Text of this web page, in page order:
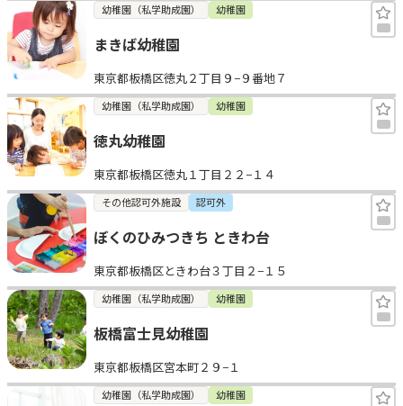
幼稚園（私学助成園） 幼稚園
まきば幼稚園
東京都板橋区徳丸２丁目９−９番地７
幼稚園（私学助成園） 幼稚園
徳丸幼稚園
東京都板橋区徳丸１丁目２２−１４
その他認可外施設 認可外
ぼくのひみつきち ときわ台
東京都板橋区ときわ台３丁目２−１５
幼稚園（私学助成園） 幼稚園
板橋富士見幼稚園
東京都板橋区宮本町２９−１
幼稚園（私学助成園） 幼稚園